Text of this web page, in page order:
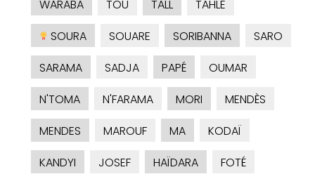
WARABA
TOU TALL
TAHLE
SOURA
SOUARE SORIBANNA
SARO
SARAMA
SADJA PAPÉ
OUMAR
N'TOMA
N'FARAMA MORI
MENDÈS
MENDES
MAROUF MA
KODAÏ
KANDYI
JOSEF HAÏDARA
FOTÉ